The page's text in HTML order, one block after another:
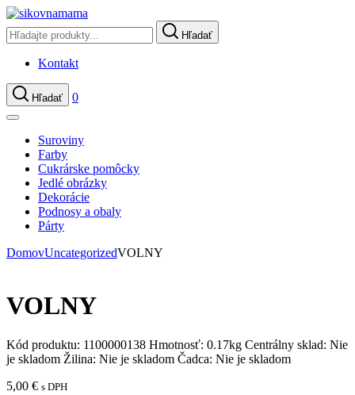
Hľadať
Kontakt
Hľadať 0
Suroviny
Farby
Cukrárske pomôcky
Jedlé obrázky
Dekorácie
Podnosy a obaly
Párty
DomovUncategorizedVOLNY
VOLNY
Kód produktu: 1100000138 Hmotnosť: 0.17kg Centrálny sklad: Nie
je skladom Žilina: Nie je skladom Čadca: Nie je skladom
5,00 € s DPH